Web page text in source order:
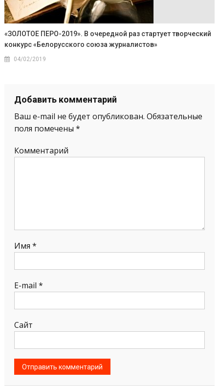
«ЗОЛОТОЕ ПЕРО-2019». В очередной раз стартует творческий
конкурс «Белорусского союза журналистов»
04/02/2019
Добавить комментарий
Ваш e-mail не будет опубликован. Обязательные
поля помечены *
Комментарий
Имя *
E-mail *
Сайт